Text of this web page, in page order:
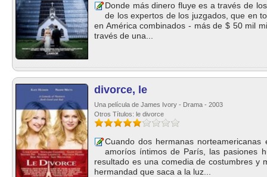
Donde más dinero fluye es a través de
de los expertos de los juzgados, que en
en América combinados - más de $ 50 mil
través de una...
divorce, le
Una película de James Ivory - Drama - 2003
Otros Títulos: le divorce
Cuando dos hermanas
amoríos íntimos de París, las pasiones
resultado es una comedia de costumbres y
hermandad que saca a la luz...